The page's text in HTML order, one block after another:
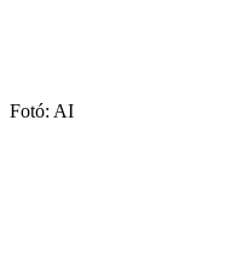
Fotó: AI